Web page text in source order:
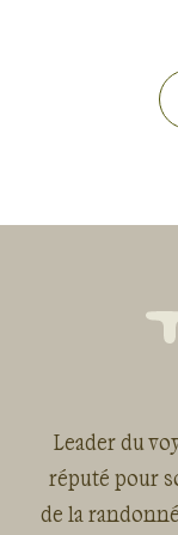
Leader du
réputé pour
de la